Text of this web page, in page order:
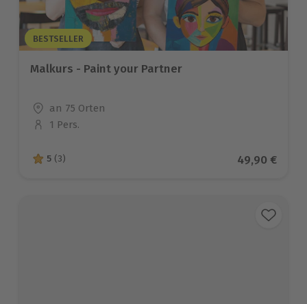
BESTSELLER
Malkurs - Paint your Partner
Standort
an 75 Orten
Anzahl der Teilnehmer
1 Pers.
5 von 5 Sternen basierend auf 3 Bewertungen
5 (3) Aktueller
49,90 €